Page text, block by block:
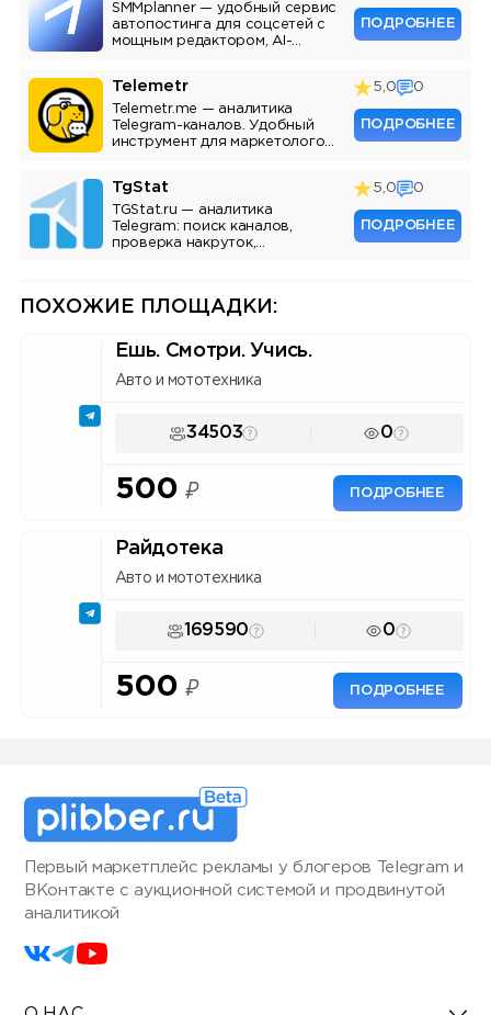
SMMplanner — удобный сервис
автопостинга для соцсетей с
мощным редактором, AI-
ПОДРОБНЕЕ
Telemetr
Telemetr.me — аналитика
Telegram-каналов. Удобный
инструмент для маркетологов,
5,0 0
ПОДРОБНЕЕ
TgStat
TGStat.ru — аналитика
Telegram: поиск каналов,
проверка накруток,
5,0 0
ПОДРОБНЕЕ
ПОХОЖИЕ ПЛОЩАДКИ:
Ешь. Смотри. Учись.
Авто и мототехника
34503 0
500 ₽ ПОДРОБНЕЕ
Райдотека
Авто и мототехника
169590 0
500 ₽ ПОДРОБНЕЕ
Первый маркетплейс рекламы у блогеров Telegram и
ВКонтакте с аукционной системой и продвинутой
аналитикой